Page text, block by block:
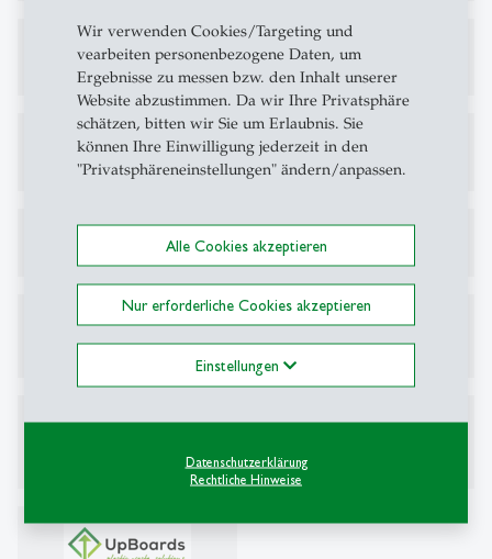
Wir verwenden Cookies/Targeting und
vearbeiten personenbezogene Daten, um
Ergebnisse zu messen bzw. den Inhalt unserer
Website abzustimmen. Da wir Ihre Privatsphäre
schätzen, bitten wir Sie um Erlaubnis. Sie
können Ihre Einwilligung jederzeit in den
"Privatsphäreneinstellungen" ändern/anpassen.
Alle Cookies akzeptieren
Nur erforderliche Cookies akzeptieren
Einstellungen
Datenschutzerklärung
Rechtliche Hinweise